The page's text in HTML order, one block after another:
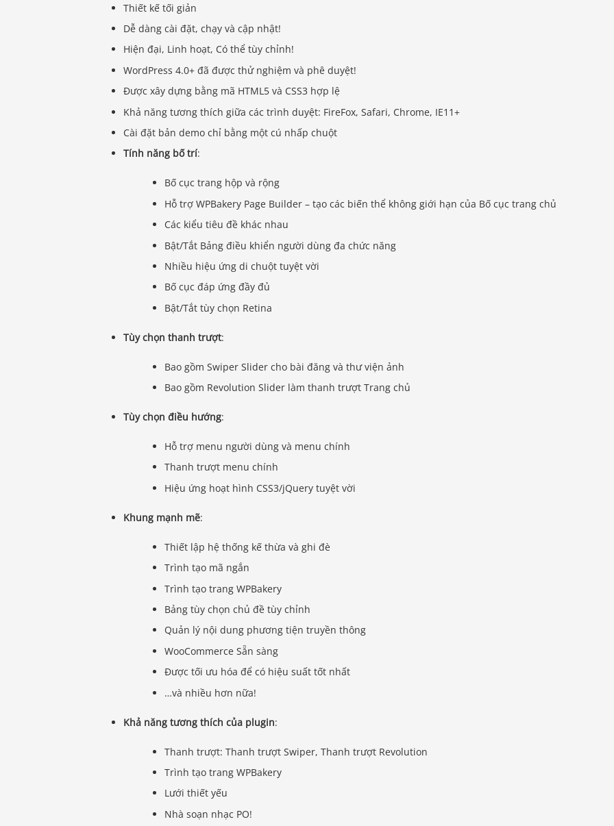
Thiết kế tối giản
Dễ dàng cài đặt, chạy và cập nhật!
Hiện đại, Linh hoạt, Có thể tùy chỉnh!
WordPress 4.0+ đã được thử nghiệm và phê duyệt!
Được xây dựng bằng mã HTML5 và CSS3 hợp lệ
Khả năng tương thích giữa các trình duyệt: FireFox, Safari, Chrome, IE11+
Cài đặt bản demo chỉ bằng một cú nhấp chuột
Tính năng bố trí:
Bố cục trang hộp và rộng
Hỗ trợ WPBakery Page Builder – tạo các biến thể không giới hạn của Bố cục trang chủ
Các kiểu tiêu đề khác nhau
Bật/Tắt Bảng điều khiển người dùng đa chức năng
Nhiều hiệu ứng di chuột tuyệt vời
Bố cục đáp ứng đầy đủ
Bật/Tắt tùy chọn Retina
Tùy chọn thanh trượt:
Bao gồm Swiper Slider cho bài đăng và thư viện ảnh
Bao gồm Revolution Slider làm thanh trượt Trang chủ
Tùy chọn điều hướng:
Hỗ trợ menu người dùng và menu chính
Thanh trượt menu chính
Hiệu ứng hoạt hình CSS3/jQuery tuyệt vời
Khung mạnh mẽ:
Thiết lập hệ thống kế thừa và ghi đè
Trình tạo mã ngắn
Trình tạo trang WPBakery
Bảng tùy chọn chủ đề tùy chỉnh
Quản lý nội dung phương tiện truyền thông
WooCommerce Sẵn sàng
Được tối ưu hóa để có hiệu suất tốt nhất
…và nhiều hơn nữa!
Khả năng tương thích của plugin:
Thanh trượt: Thanh trượt Swiper, Thanh trượt Revolution
Trình tạo trang WPBakery
Lưới thiết yếu
Nhà soạn nhạc PO!